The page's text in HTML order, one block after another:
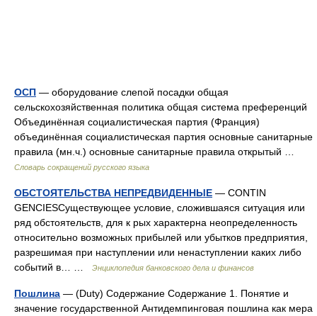
ОСП — оборудование слепой посадки общая
сельскохозяйственная политика общая система преференций
Объединённая социалистическая партия (Франция)
объединённая социалистическая партия основные санитарные
правила (мн.ч.) основные санитарные правила открытый …
Словарь сокращений русского языка
ОБСТОЯТЕЛЬСТВА НЕПРЕДВИДЕННЫЕ — CONTIN
GENCIESСуществующее условие, сложившаяся ситуация или
ряд обстоятельств, для к рых характерна неопределенность
относительно возможных прибылей или убытков предприятия,
разрешимая при наступлении или ненаступлении каких либо
событий в… …
Энциклопедия банковского дела и финансов
Пошлина — (Duty) Содержание Содержание 1. Понятие и
значение государственной Антидемпинговая пошлина как мера